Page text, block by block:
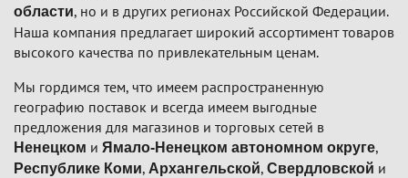
области, но и в других регионах Российской Федерации.
Наша компания предлагает широкий ассортимент товаров
высокого качества по привлекательным ценам.
Мы гордимся тем, что имеем распространенную
географию поставок и всегда имеем выгодные
предложения для магазинов и торговых сетей в
Ненецком и Ямало-Ненецком автономном округе,
Республике Коми, Архангельской, Свердловской и